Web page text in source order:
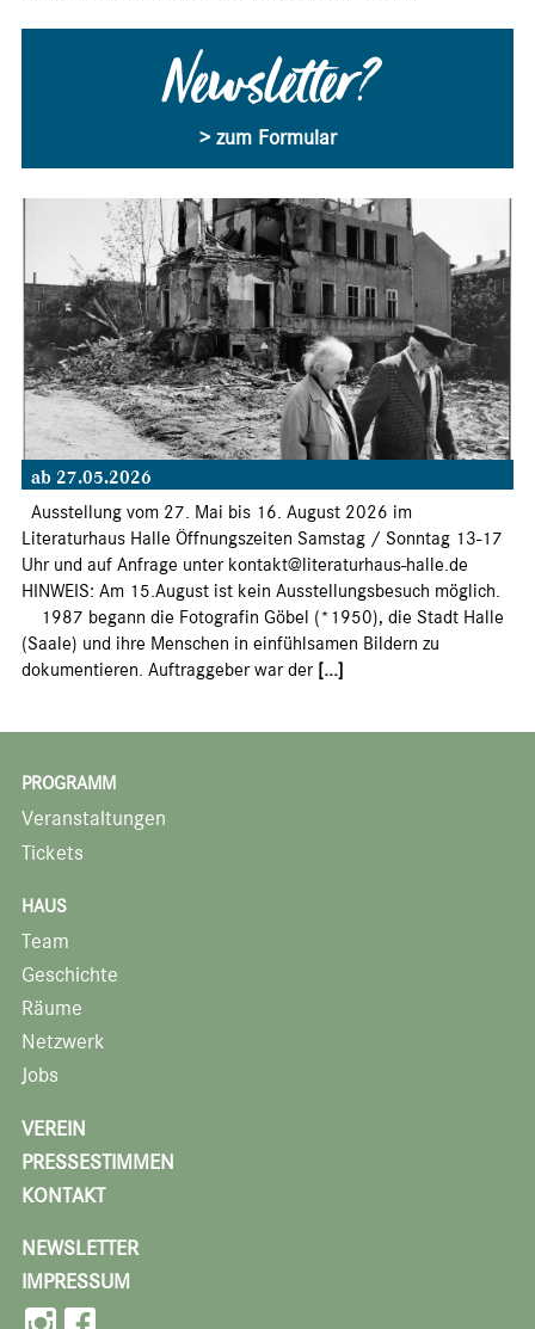
Newsletter?
> zum Formular
ab 27.05.2026
Ausstellung vom 27. Mai bis 16. August 2026 im
Literaturhaus Halle Öffnungszeiten Samstag / Sonntag 13-17
Uhr und auf Anfrage unter kontakt@literaturhaus-halle.de
HINWEIS: Am 15.August ist kein Ausstellungsbesuch möglich.
1987 begann die Fotografin Göbel (*1950), die Stadt Halle
(Saale) und ihre Menschen in einfühlsamen Bildern zu
dokumentieren. Auftraggeber war der [...]
PROGRAMM
Veranstaltungen
Tickets
HAUS
Team
Geschichte
Räume
Netzwerk
Jobs
VEREIN
PRESSESTIMMEN
KONTAKT
NEWSLETTER
IMPRESSUM